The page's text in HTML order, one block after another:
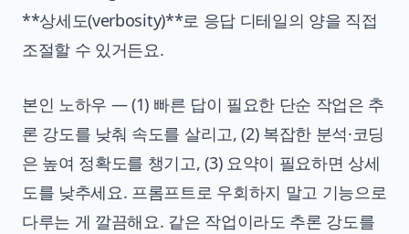
**상세도(verbosity)**로 응답 디테일의 양을 직접
조절할 수 있거든요.
본인 노하우 — (1) 빠른 답이 필요한 단순 작업은 추
론 강도를 낮춰 속도를 살리고, (2) 복잡한 분석·코딩
은 높여 정확도를 챙기고, (3) 요약이 필요하면 상세
도를 낮추세요. 프롬프트로 우회하지 말고 기능으로
다루는 게 깔끔해요. 같은 작업이라도 추론 강도를